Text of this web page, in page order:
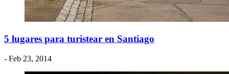
5 lugares para turistear en Santiago
- Feb 23, 2014